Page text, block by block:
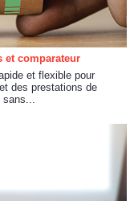
et comparateur
et flexible pour
des prestations de